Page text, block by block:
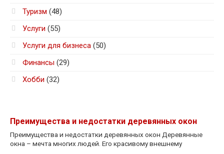
Туризм (48)
Услуги (55)
Услуги для бизнеса (50)
Финансы (29)
Хобби (32)
Преимущества и недостатки деревянных окон
Преимущества и недостатки деревянных окон Деревянные
окна – мечта многих людей. Его красивому внешнему